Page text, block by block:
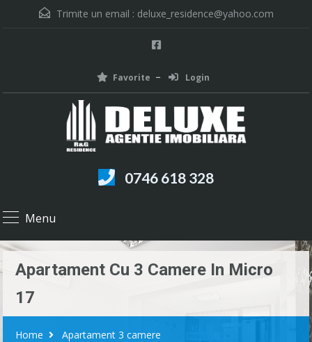
Trimite un email : deluxe_residence@yahoo.com
Favorite Login
0746 618 328
Menu
Apartament Cu 3 Camere In Micro
17
Home Apartament 3 camere